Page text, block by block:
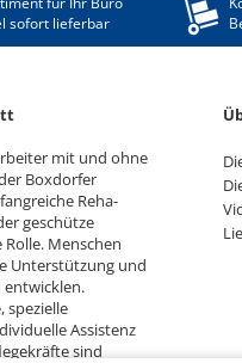
sofort lieferbar
mit und ohne
Boxdorfer
Reha-
geschütze
Menschen
Unterstützung und
entwicklen.
spezielle
Assistenz
sind